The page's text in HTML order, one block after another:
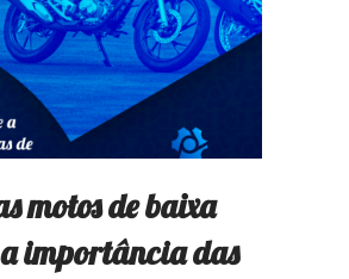
motos de baixa
importância das